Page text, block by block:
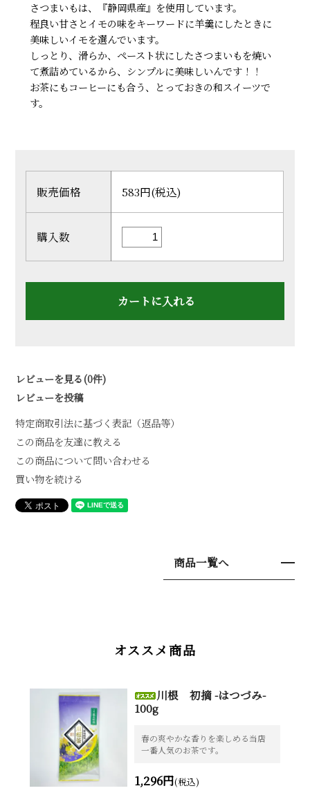
さつまいもは、『静岡県産』を使用しています。
程良い甘さとイモの味をキーワードに羊羹にしたときに
美味しいイモを選んでいます。
しっとり、滑らか、ペースト状にしたさつまいもを焼い
て煮詰めているから、シンプルに美味しいんです！！
お茶にもコーヒーにも合う、とっておきの和スイーツで
す。
販売価格 583円(税込)
購入数
レビューを見る(0件)
レビューを投稿
特定商取引法に基づく表記（返品等）
この商品を友達に教える
この商品について問い合わせる
買い物を続ける
商品一覧へ
オススメ商品
川根 初摘 -はつづみ-
100g
春の爽やかな香りを楽しめる当店
一番人気のお茶です。
1,296円(税込)